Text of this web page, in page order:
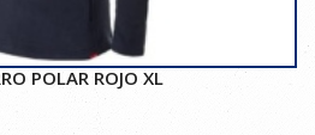
POLAR ROJO XL